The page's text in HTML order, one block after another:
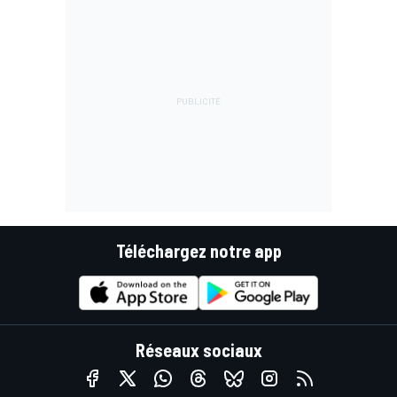
Téléchargez notre app
Réseaux sociaux